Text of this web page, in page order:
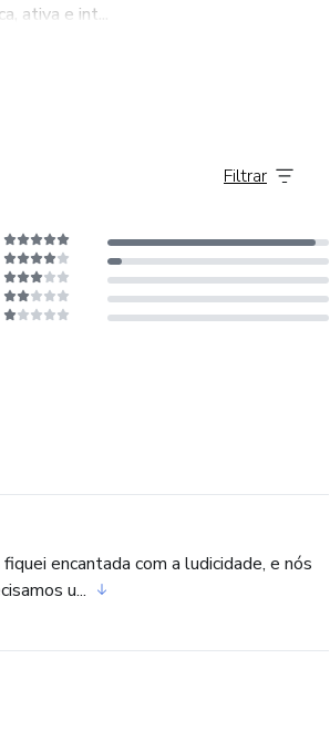
ativa e int...
Filtrar
encantada com a ludicidade, e nós
u...